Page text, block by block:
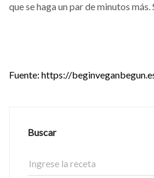
que se haga un par de minutos
Fuente: https://
Buscar